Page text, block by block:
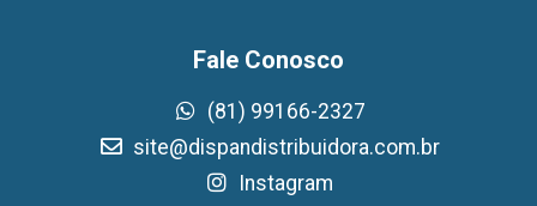
Fale Conosco
(81) 99166-2327
site@dispandistribuidora.com.br
Instagram